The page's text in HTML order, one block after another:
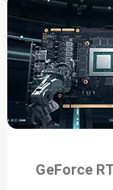
GeForce